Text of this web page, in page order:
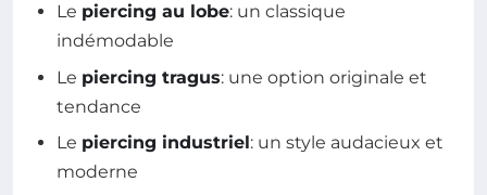
Le piercing au lobe: un classique
indémodable
Le piercing tragus: une option originale et
tendance
Le piercing industriel: un style audacieux et
moderne